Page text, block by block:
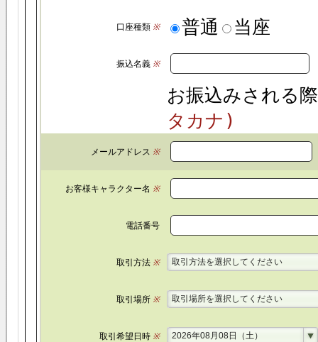
口座種類※ 普通 当座
振込名義※
お振込みされる
タカナ)
メールアドレス ※
お客様キャラクター名 ※
電話番号
取引方法※ 取引方法を選択してください
取引場所※ 取引場所を選択してください
取引希望日時※ 2026年08月08日（土）